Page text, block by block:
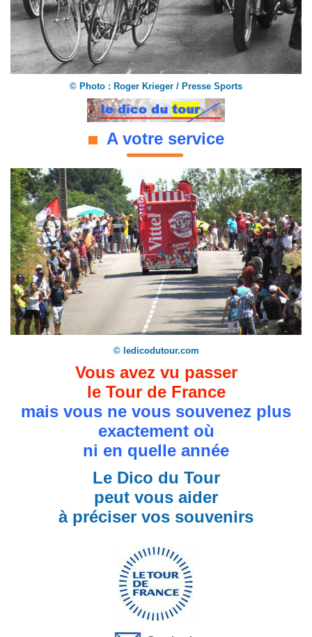
© Photo : Roger Krieger / Presse Sports
A votre service
© ledicodutour.com
Vous avez vu passer
le Tour de France
mais vous ne vous souvenez plus
exactement où
ni en quelle année
Le Dico du Tour
peut vous aider
à préciser vos souvenirs